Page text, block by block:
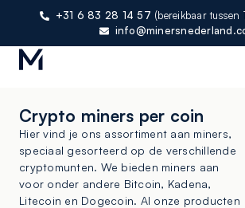
+31 6 83 28 14 57 (bereikbaar
Crypto miners per coin
Hier vind je ons assortiment aan miners,
speciaal gesorteerd op de verschillende
cryptomunten. We bieden miners aan
voor onder andere Bitcoin, Kadena,
Litecoin en Dogecoin. Al onze producten